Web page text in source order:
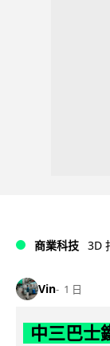
商業科技 3D
Vin 1 日
中三巴士